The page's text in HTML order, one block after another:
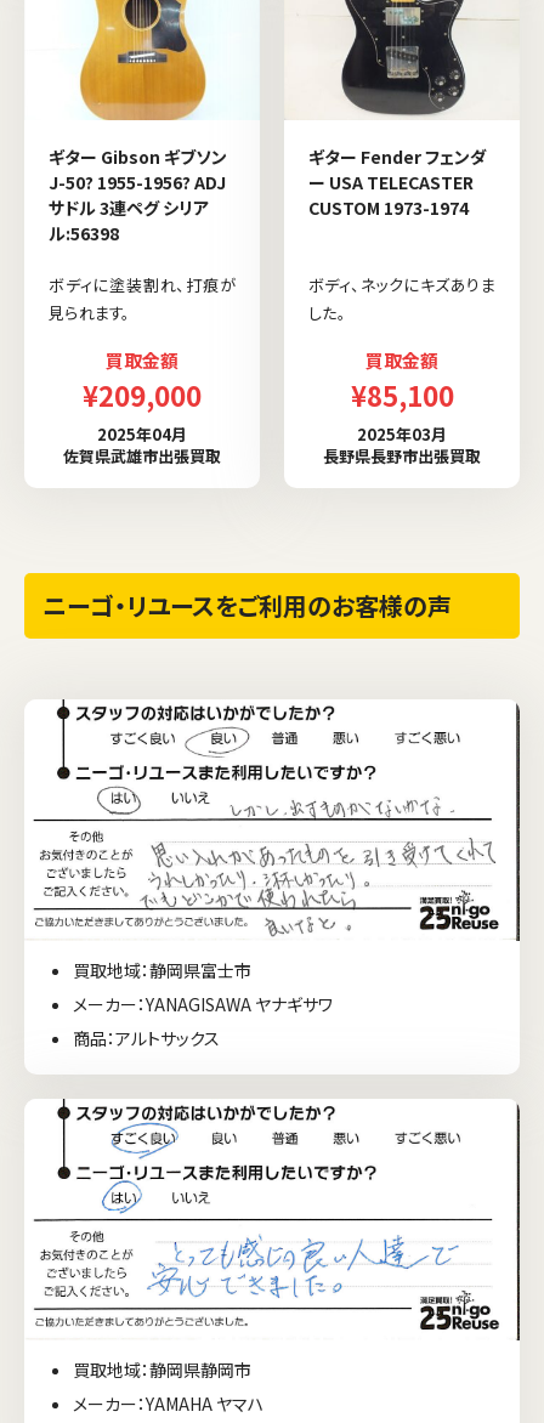
ギター Gibson ギブソン
J-50? 1955-1956? ADJ
サドル 3連ペグ シリア
ル:56398
ボディに塗装割れ、打痕が
見られます。
買取金額
¥209,000
2025年04月
佐賀県武雄市出張買取
ギター Fender フェンダ
ー USA TELECASTER
CUSTOM 1973-1974
ボディ、ネックにキズありま
した。
買取金額
¥85,100
2025年03月
長野県長野市出張買取
ニーゴ・リユースをご利用のお客様の声
買取地域：静岡県富士市
メーカー：YANAGISAWA ヤナギサワ
商品：アルトサックス
買取地域：静岡県静岡市
メーカー：YAMAHA ヤマハ